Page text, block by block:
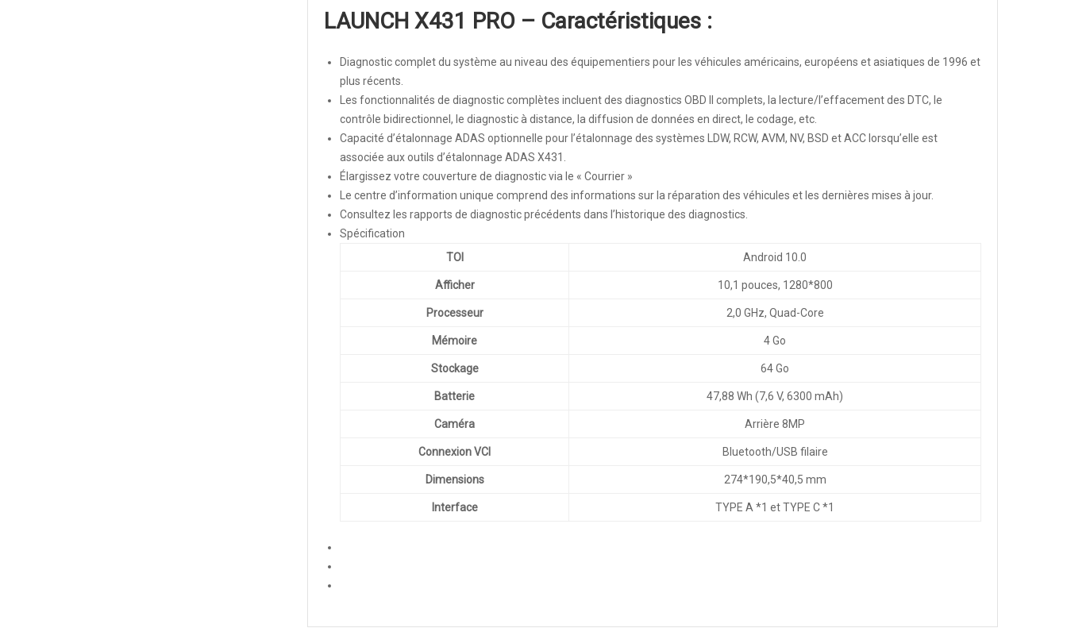
LAUNCH X431 PRO – Caractéristiques :
Diagnostic complet du système au niveau des équipementiers pour les véhicules américains, européens et asiatiques de 1996 et
plus récents.
Les fonctionnalités de diagnostic complètes incluent des diagnostics OBD II complets, la lecture/l’effacement des DTC, le
contrôle bidirectionnel, le diagnostic à distance, la diffusion de données en direct, le codage, etc.
Capacité d’étalonnage ADAS optionnelle pour l’étalonnage des systèmes LDW, RCW, AVM, NV, BSD et ACC lorsqu’elle est
associée aux outils d’étalonnage ADAS X431.
Élargissez votre couverture de diagnostic via le « Courrier »
Le centre d’information unique comprend des informations sur la réparation des véhicules et les dernières mises à jour.
Consultez les rapports de diagnostic précédents dans l’historique des diagnostics.
Spécification
TOI
Android 10.0
Afficher 10,1 pouces, 1280*800
Processeur 2,0 GHz, Quad-Core
Mémoire 4 Go
Stockage 64 Go
Batterie 47,88 Wh (7,6 V, 6300 mAh)
Caméra Arrière 8MP
Connexion VCI Bluetooth/USB filaire
Dimensions 274*190,5*40,5 mm
Interface TYPE A *1 et TYPE C *1